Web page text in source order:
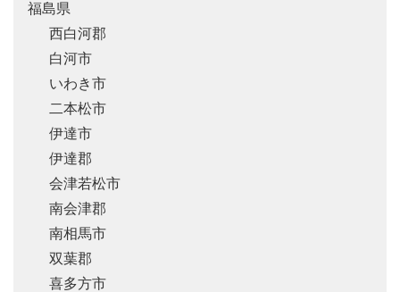
福島県
西白河郡
白河市
いわき市
二本松市
伊達市
伊達郡
会津若松市
南会津郡
南相馬市
双葉郡
喜多方市